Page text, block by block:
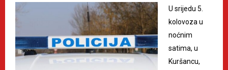
U srijedu 5.
kolovoza u
noćnim
satima, u
Kuršancu,